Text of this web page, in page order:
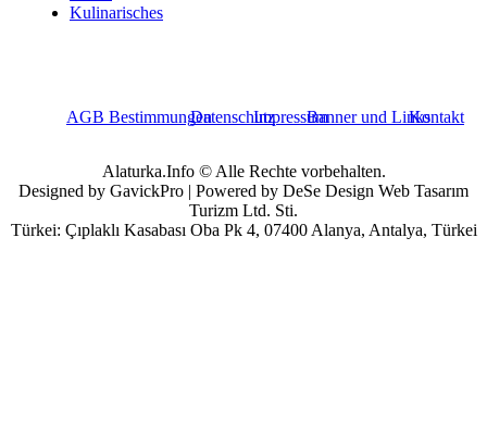
Kulinarisches
AGB BestimmungenDatenschutzImpressumBanner und LinksKontakt
Alaturka.Info © Alle Rechte vorbehalten.
Designed by GavickPro | Powered by DeSe Design Web Tasarım
Turizm Ltd. Sti.
Türkei: Çıplaklı Kasabası Oba Pk 4, 07400 Alanya, Antalya, Türkei